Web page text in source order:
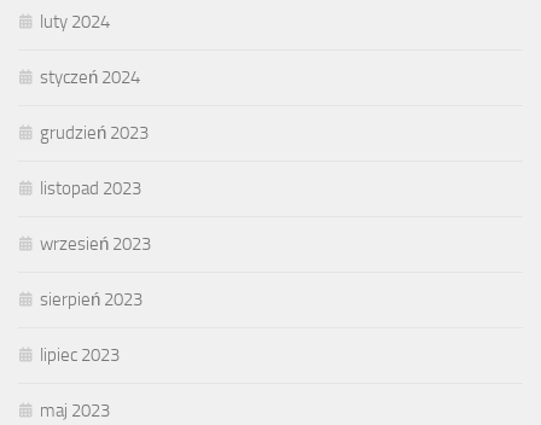
luty 2024
styczeń 2024
grudzień 2023
listopad 2023
wrzesień 2023
sierpień 2023
lipiec 2023
maj 2023